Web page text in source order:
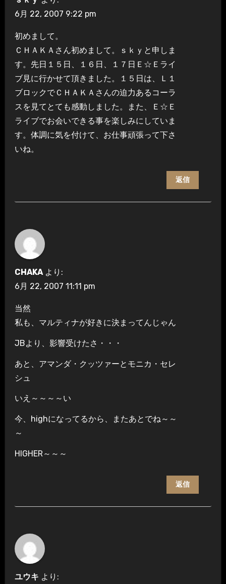
6月 22, 2007 9:22 pm
初めまして。
ＣＨＡＫＡさん初めまして。ｓｋｙと申しま
す。先日１５日、１６日、１７日Ｅ☆Ｅライ
ブ見に行かせて頂きました。１５日は、Ｌ１
ブロックでＣＨＡＫＡさんの迫力あるコーラ
スを見てとても感動しました。また、Ｅ☆Ｅ
ライブでお会いできる事を楽しみにしていま
す。体調に気を付けて、お仕事頑張って下さ
いね。
返信
CHAKA より:
6月 22, 2007 11:11 pm
当然
私も、マルティナが好きに決まってんじゃん
JBより、影響受けたさ・・・
あと、アマンダ・クッツァーとモニカ・セレ
シュ
いえ～～～～い
今、highになってるから、またあとでね～～
～
HIGHER～～～
返信
ユウキ より: